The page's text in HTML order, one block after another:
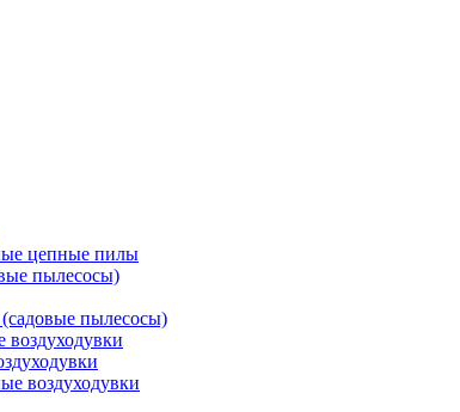
цепные пилы
пылесосы)
пылесосы)
воздуходувки
воздуходувки